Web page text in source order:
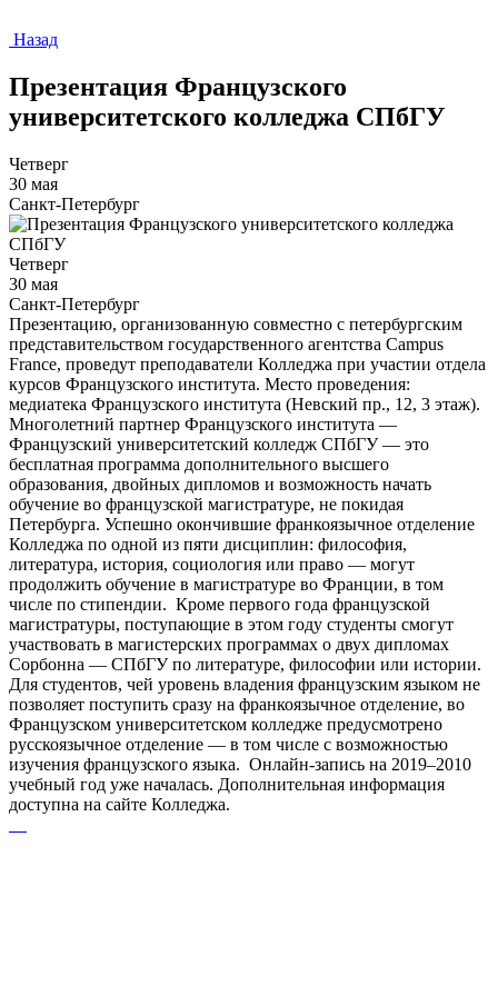
Назад
Презентация Французского
университетского колледжа СПбГУ
Четверг
30 мая
Санкт-Петербург
Четверг
30 мая
Санкт-Петербург
Презентацию, организованную совместно с петербургским
представительством государственного агентства Campus
France, проведут преподаватели Колледжа при участии отдела
курсов Французского института. Место проведения:
медиатека Французского института (Невский пр., 12, 3 этаж).
Многолетний партнер Французского института —
Французский университетский колледж СПбГУ — это
бесплатная программа дополнительного высшего
образования, двойных дипломов и возможность начать
обучение во французской магистратуре, не покидая
Петербурга. Успешно окончившие франкоязычное отделение
Колледжа по одной из пяти дисциплин: философия,
литература, история, социология или право — могут
продолжить обучение в магистратуре во Франции, в том
числе по стипендии. Кроме первого года французской
магистратуры, поступающие в этом году студенты смогут
участвовать в магистерских программах о двух дипломах
Сорбонна — СПбГУ по литературе, философии или истории.
Для студентов, чей уровень владения французским языком не
позволяет поступить сразу на франкоязычное отделение, во
Французском университетском колледже предусмотрено
русскоязычное отделение — в том числе с возможностью
изучения французского языка. Онлайн-запись на 2019–2010
учебный год уже началась. Дополнительная информация
доступна на сайте Колледжа.